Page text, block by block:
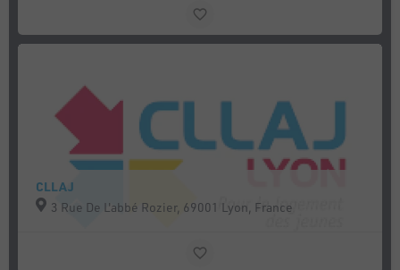
CLLAJ
3 Rue De L'abbé Rozier, 69001 Lyon, France